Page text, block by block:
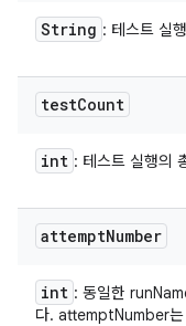
String : 테스트 실
testCount
int : 테스트 실행의
attemptNumber
int : 동일한
다. attemptNumber는